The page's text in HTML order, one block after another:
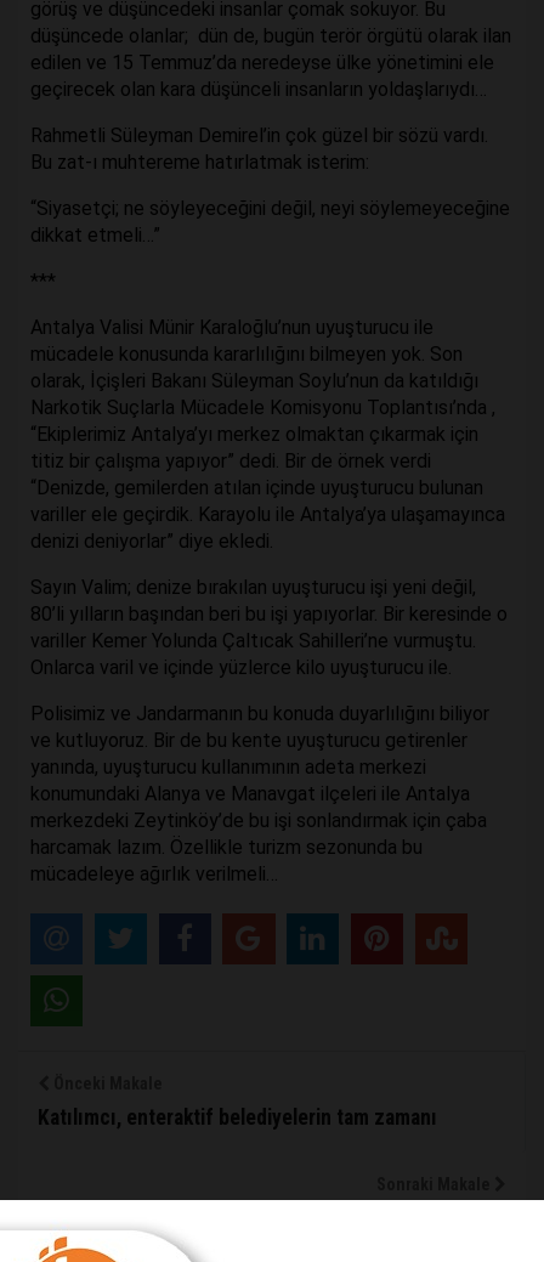
görüş ve düşüncedeki insanlar çomak sokuyor. Bu
düşüncede olanlar; dün de, bugün terör örgütü olarak ilan
edilen ve 15 Temmuz’da neredeyse ülke yönetimini ele
geçirecek olan kara düşünceli insanların yoldaşlarıydı…
Rahmetli Süleyman Demirel’in çok güzel bir sözü vardı.
Bu zat-ı muhtereme hatırlatmak isterim:
“Siyasetçi; ne söyleyeceğini değil, neyi söylemeyeceğine
dikkat etmeli…”
***
Antalya Valisi Münir Karaloğlu’nun uyuşturucu ile
mücadele konusunda kararlılığını bilmeyen yok. Son
olarak, İçişleri Bakanı Süleyman Soylu’nun da katıldığı
Narkotik Suçlarla Mücadele Komisyonu Toplantısı’nda ,
“Ekiplerimiz Antalya’yı merkez olmaktan çıkarmak için
titiz bir çalışma yapıyor” dedi. Bir de örnek verdi
“Denizde, gemilerden atılan içinde uyuşturucu bulunan
variller ele geçirdik. Karayolu ile Antalya’ya ulaşamayınca
denizi deniyorlar” diye ekledi.
Sayın Valim; denize bırakılan uyuşturucu işi yeni değil,
80’li yılların başından beri bu işi yapıyorlar. Bir keresinde o
variller Kemer Yolunda Çaltıcak Sahilleri’ne vurmuştu.
Onlarca varil ve içinde yüzlerce kilo uyuşturucu ile.
Polisimiz ve Jandarmanın bu konuda duyarlılığını biliyor
ve kutluyoruz. Bir de bu kente uyuşturucu getirenler
yanında, uyuşturucu kullanımının adeta merkezi
konumundaki Alanya ve Manavgat ilçeleri ile Antalya
merkezdeki Zeytinköy’de bu işi sonlandırmak için çaba
harcamak lazım. Özellikle turizm sezonunda bu
mücadeleye ağırlık verilmeli…
Katılımcı, enteraktif belediyelerin tam zamanı